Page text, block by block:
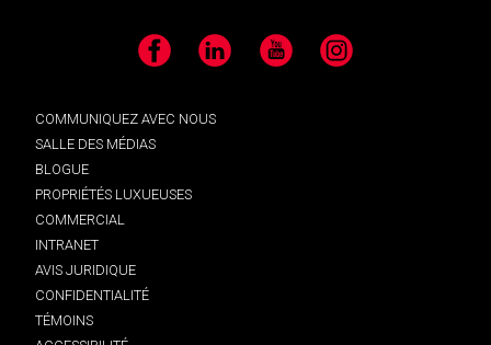
Facebook LinkedIn YouTube Instagram
COMMUNIQUEZ AVEC NOUS
SALLE DES MÉDIAS
BLOGUE
PROPRIÉTÉS LUXUEUSES
COMMERCIAL
INTRANET
AVIS JURIDIQUE
CONFIDENTIALITÉ
TÉMOINS